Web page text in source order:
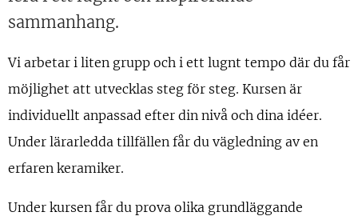
sammanhang.
Vi arbetar i liten grupp och i ett lugnt tempo där du får
möjlighet att utvecklas steg för steg. Kursen är
individuellt anpassad efter din nivå och dina idéer.
Under lärarledda tillfällen får du vägledning av en
erfaren keramiker.
Under kursen får du prova olika grundläggande